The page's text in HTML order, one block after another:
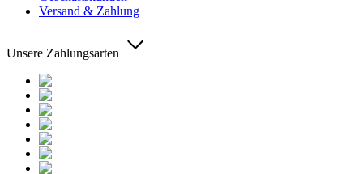
Versand & Zahlung
Unsere Zahlungsarten